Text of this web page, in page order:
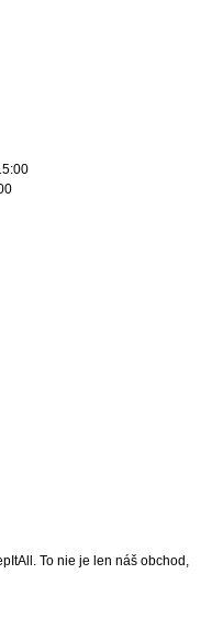
To nie je len náš obchod,